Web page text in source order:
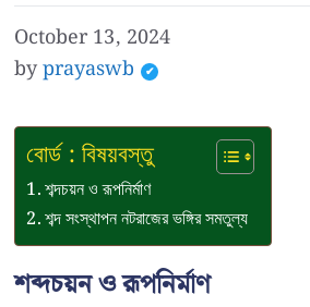
October 13, 2024
byprayaswb
বোর্ড : বিষয়বস্তু
শব্দচয়ন ও রূপনির্মাণ
শব্দ সংস্থাপন নটরাজের ভঙ্গির সমতুল্য
শব্দচয়ন ও রূপনির্মাণ